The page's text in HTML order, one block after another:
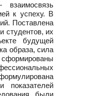
к успеху. В
Поставлена
студентов, их
будущей
образа, сила
показателей
были